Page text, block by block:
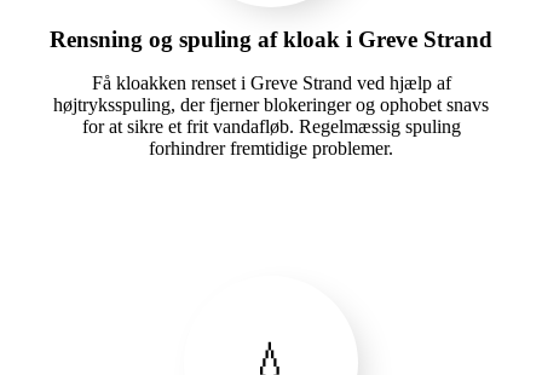
Rensning og spuling af kloak i Greve Strand
Få kloakken renset i Greve Strand ved hjælp af
højtryksspuling, der fjerner blokeringer og ophobet snavs
for at sikre et frit vandafløb. Regelmæssig spuling
forhindrer fremtidige problemer.
💧